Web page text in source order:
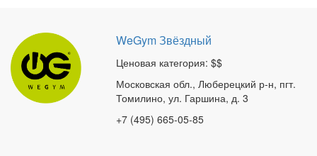
WeGym Звёздный
Ценовая категория: $$
Московская обл., Люберецкий р-н, пгт.
Томилино, ул. Гаршина, д. 3
+7 (495) 665-05-85